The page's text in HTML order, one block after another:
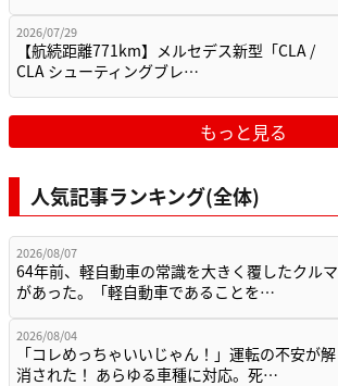
2026/07/29
【航続距離771km】メルセデス新型「CLA /
CLA シューティングブレ…
もっと見る
人気記事ランキング(全体)
2026/08/07
64年前、軽自動車の常識を大きく覆したクルマ
があった。「軽自動車であることを…
2026/08/04
「コレめっちゃいいじゃん！」運転の不安が解
消された！ あらゆる車種に対応。死…